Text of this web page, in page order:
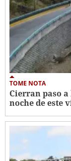
TOME NOTA
Cierran paso
noche de este